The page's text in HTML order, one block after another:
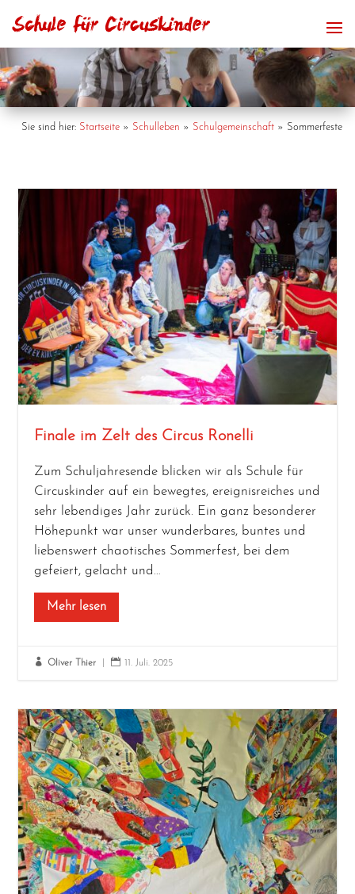
Sie sind hier: Start­sei­te » Schul­le­ben » Schul­ge­mein­schaft » Som­mer­fes­te
Finale im Zelt des Circus Ronelli
Zum Schul­jah­res­en­de bli­cken wir als Schu­le für
Cir­cus­kin­der auf ein beweg­tes, ereig­nis­rei­ches und
sehr leben­di­ges Jahr zurück. Ein ganz beson­de­rer
Höhe­punkt war unser wun­der­ba­res, bun­tes und
lie­bens­wert chao­ti­sches Som­mer­fest, bei dem
gefei­ert, gelacht und…
Mehr lesen
 Oliver Thier  11. Juli. 2025